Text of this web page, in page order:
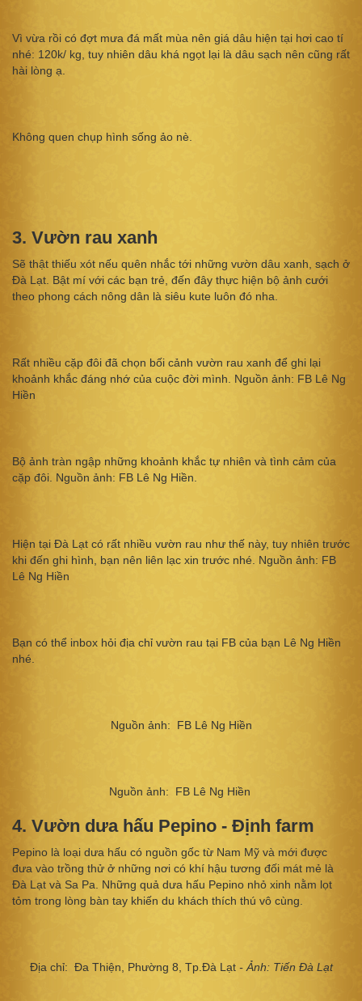
Vì vừa rồi có đợt mưa đá mất mùa nên giá dâu hiện tại hơi cao tí
nhé: 120k/ kg, tuy nhiên dâu khá ngọt lại là dâu sạch nên cũng rất
hài lòng ạ.
Không quen chụp hình sống ảo nè.
3. Vườn rau xanh
Sẽ thật thiếu xót nếu quên nhắc tới những vườn dâu xanh, sạch ở
Đà Lạt. Bật mí với các bạn trẻ, đến đây thực hiện bộ ảnh cưới
theo phong cách nông dân là siêu kute luôn đó nha.
Rất nhiều cặp đôi đã chọn bối cảnh vườn rau xanh để ghi lại
khoảnh khắc đáng nhớ của cuộc đời mình. Nguồn ảnh: FB Lê Ng
Hiền
Bộ ảnh tràn ngập những khoảnh khắc tự nhiên và tình cảm của
cặp đôi. Nguồn ảnh: FB Lê Ng Hiền.
Hiện tại Đà Lạt có rất nhiều vườn rau như thế này, tuy nhiên trước
khi đến ghi hình, bạn nên liên lạc xin trước nhé. Nguồn ảnh: FB
Lê Ng Hiền
Bạn có thể inbox hỏi địa chỉ vườn rau tại FB của bạn Lê Ng Hiền
nhé.
Nguồn ảnh: FB Lê Ng Hiền
Nguồn ảnh: FB Lê Ng Hiền
4. Vườn dưa hấu Pepino - Định farm
Pepino là loại dưa hấu có nguồn gốc từ Nam Mỹ và mới được
đưa vào trồng thử ở những nơi có khí hậu tương đối mát mẻ là
Đà Lạt và Sa Pa. Những quả dưa hấu Pepino nhỏ xinh nằm lọt
tỏm trong lòng bàn tay khiến du khách thích thú vô cùng.
Địa chỉ: Đa Thiện, Phường 8, Tp.Đà Lạt - Ảnh: Tiến Đà Lạt